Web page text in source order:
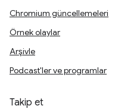
Chromium güncellemeleri
Örnek olaylar
Arşivle
Podcast'ler ve programlar
Takip et